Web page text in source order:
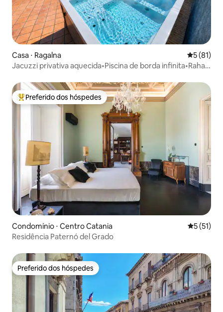
Casa ⋅ Ragalna 5 de uma
5 (81)
Jacuzzi privativa aquecida•Piscina de borda infinita•Rahal
Entre os melhores preferidos dos hóspedes
Preferido dos hóspedes
Condomínio ⋅ Centro Catania 5 de uma
5 (51)
Residência Paternó del Grado
Preferido dos hóspedes
Preferido dos hóspedes